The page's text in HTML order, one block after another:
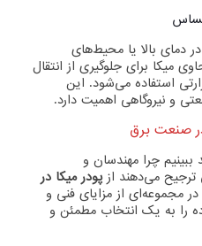
دمای بالا یا محیط‌های
میکا برای جلوگیری از انتقال
استفاده می‌شود. این
و نیروگاهی اهمیت دارد.
در صنعت برق
ببینیم چرا مهندسان و
ترجیح می‌دهند ازپودر میکا در
مجموعه‌ای از مزایای فنی و
را به یک انتخاب مطمئن و